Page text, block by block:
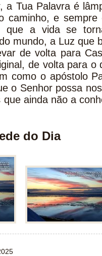
a Tua Palavra é
caminho, e
que a vida se
mundo, a Luz que
de volta para
de volta para
como o apóstolo
o Senhor possa
que ainda não a
do Dia